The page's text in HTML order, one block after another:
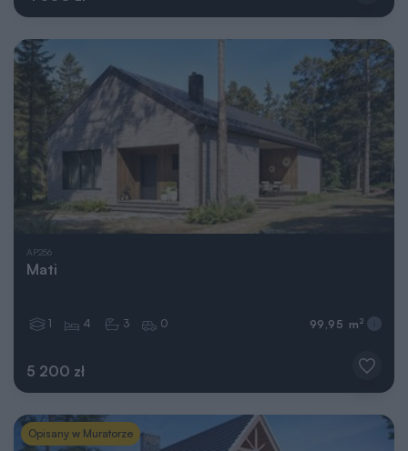
AP256
Mati
5 200 zł
1 4 3 0 99,95 m 2
Opisany w Muratorze